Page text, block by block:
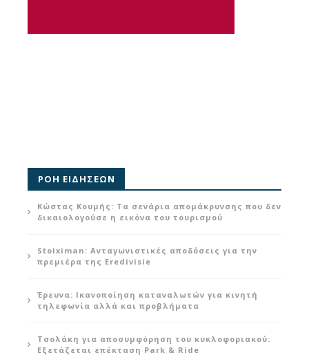
ΡΟΗ ΕΙΔΗΣΕΩΝ
Κώστας Κουμής: Τα σενάρια απομάκρυνσης που δεν
δικαιολογούσε η εικόνα του τουρισμού
Stoiximan: Ανταγωνιστικές αποδόσεις για την
πρεμιέρα της Eredivisie
Έρευνα: Ικανοποίηση καταναλωτών για κινητή
τηλεφωνία αλλά και προβλήματα
Τσολάκη για αποσυμφόρηση του κυκλοφοριακού:
Εξετάζεται επέκταση Park & Ride